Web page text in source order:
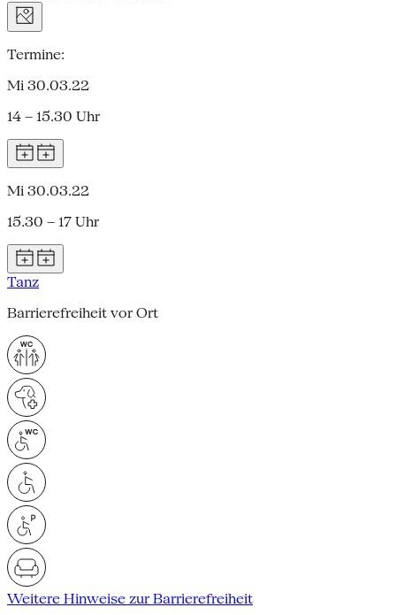
Termine:
Mi 30.03.22
14 – 15.30 Uhr
Mi 30.03.22
15.30 – 17 Uhr
Tanz
Barrierefreiheit vor Ort
Weitere Hinweise zur Barrierefreiheit